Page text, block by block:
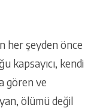
her şeyden önce
kapsayıcı, kendi
gören ve
ölümü değil